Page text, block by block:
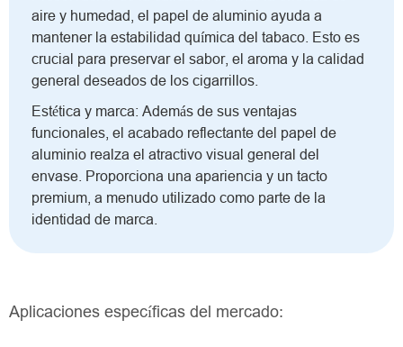
aire y humedad, el papel de aluminio ayuda a
mantener la estabilidad química del tabaco. Esto es
crucial para preservar el sabor, el aroma y la calidad
general deseados de los cigarrillos.
Estética y marca: Además de sus ventajas
funcionales, el acabado reflectante del papel de
aluminio realza el atractivo visual general del
envase. Proporciona una apariencia y un tacto
premium, a menudo utilizado como parte de la
identidad de marca.
Aplicaciones específicas del mercado: